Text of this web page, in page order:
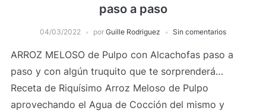
paso a paso
04/03/2022 por Guille Rodriguez Sin comentarios
ARROZ MELOSO de Pulpo con Alcachofas paso a
paso y con algún truquito que te sorprenderá…
Receta de Riquísimo Arroz Meloso de Pulpo
aprovechando el Agua de Cocción del mismo y